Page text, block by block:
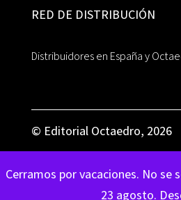
Cerramos por vacaciones. No se
23 agosto.
RED DE DISTRIBUCIÓN
Distribuidores en España y
© Editorial Octaedro, 2026